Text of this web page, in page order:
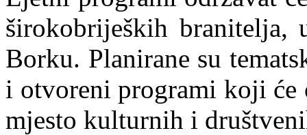
širokobrijeških branitelja,
Borku. Planirane su
i otvoreni programi koji će
mjesto kulturnih i